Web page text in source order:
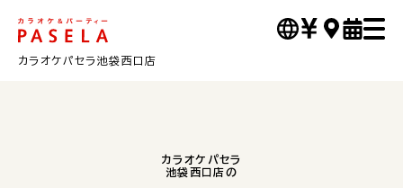
カラオケパセラ池袋西口店
カラオケパセラ
池袋西口店の